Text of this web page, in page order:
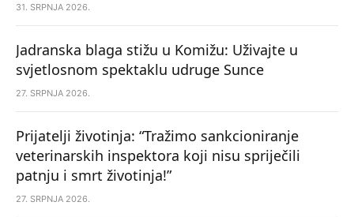
31. SRPNJA 2026.
Jadranska blaga stižu u Komižu: Uživajte u
svjetlosnom spektaklu udruge Sunce
27. SRPNJA 2026.
Prijatelji životinja: “Tražimo sankcioniranje
veterinarskih inspektora koji nisu spriječili
patnju i smrt životinja!”
27. SRPNJA 2026.